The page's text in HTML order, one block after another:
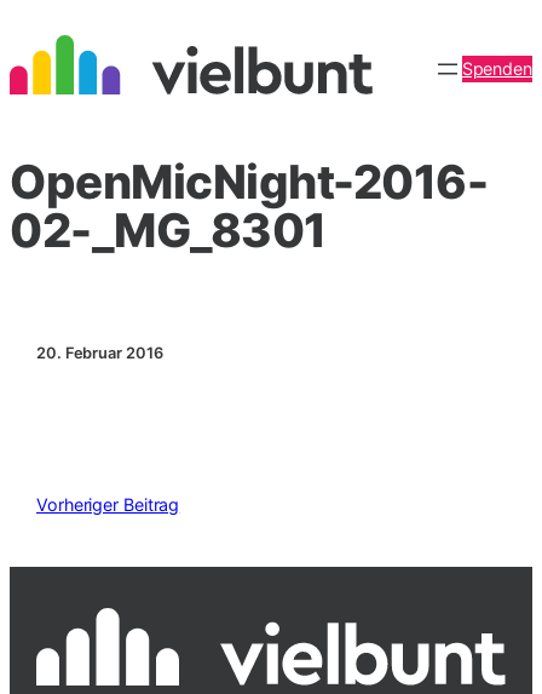
Inhalt
springen
Spenden
OpenMicNight-2016-
02-_MG_8301
20. Februar 2016
Vorheriger Beitrag